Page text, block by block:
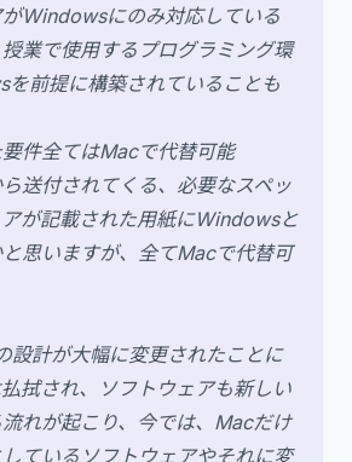
Windowsにのみ対応している
業で使用するプログラミング環
前提に構築されていることも
件全てはMacで代替可能
送付されてくる、必要なスペッ
が記載された用紙にWindowsと
思いますが、全てMacで代替可
設計が大幅に変更されたことに
拭され、ソフトウェアも新しい
れが起こり、今では、Macだけ
ているソフトウェアやそれに変